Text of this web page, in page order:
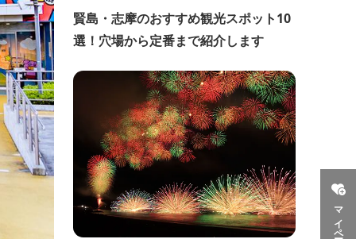
賢島・志摩のおすすめ観光スポット10
選！穴場から定番まで紹介します